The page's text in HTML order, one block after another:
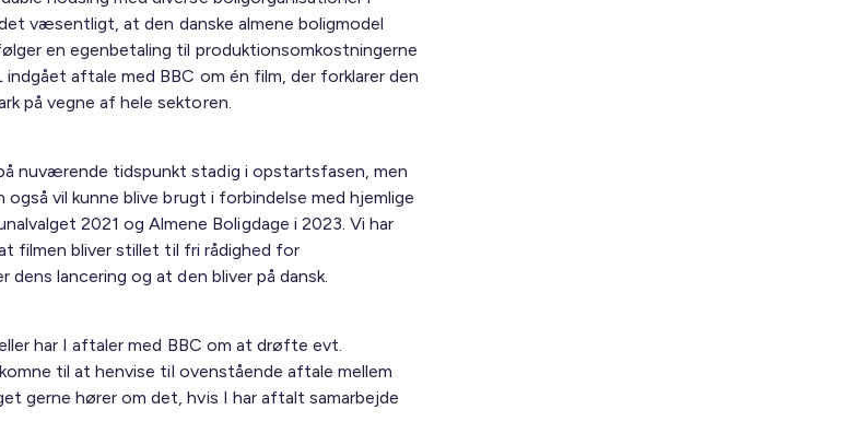
væsentligt, at den danske almene boligmodel
en egenbetaling til produktionsomkostningerne
aftale med BBC om én film, der forklarer den
på vegne af hele sektoren.
nuværende tidspunkt stadig i opstartsfasen, men
vil kunne blive brugt i forbindelse med hjemlige
2021 og Almene Boligdage i 2023. Vi har
filmen bliver stillet til fri rådighed for
lancering og at den bliver på dansk.
har I aftaler med BBC om at drøfte evt.
til at henvise til ovenstående aftale mellem
gerne hører om det, hvis I har aftalt samarbejde